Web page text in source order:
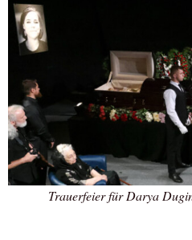
Trauerfeier für Darya